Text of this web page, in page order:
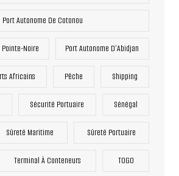
Port Autonome De Cotonou
Noire Port Autonome D’Abidjan
Africains Pêche Shipping
Sécurité Portuaire Sénégal
Sûreté Maritime Sûreté Portuaire
Terminal À Conteneurs TOGO